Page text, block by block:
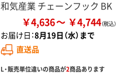
和気産業 チェーンフック BK
￥4,636 ￥4,744
お届け日：8月19日（水）まで
直送品
L・販売単位違いの商品が2商品あります